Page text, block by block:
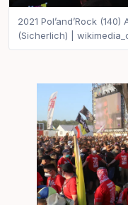
2021 Pol’and’Rock
(Sicherlich) |